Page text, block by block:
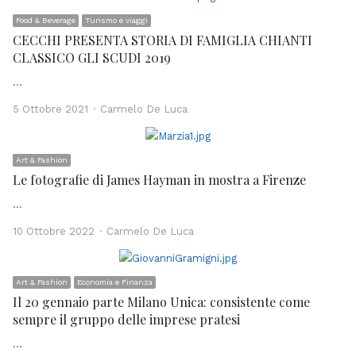
Food & Beverage Turismo e viaggi
CECCHI PRESENTA STORIA DI FAMIGLIA CHIANTI
CLASSICO GLI SCUDI 2019
…
5 Ottobre 2021 Author
Carmelo De Luca
Art & Fashion
Le fotografie di James Hayman in mostra a Firenze
…
10 Ottobre 2022 Author
Carmelo De Luca
Art & Fashion Economia e Finanza
Il 20 gennaio parte Milano Unica: consistente come
sempre il gruppo delle imprese pratesi
…